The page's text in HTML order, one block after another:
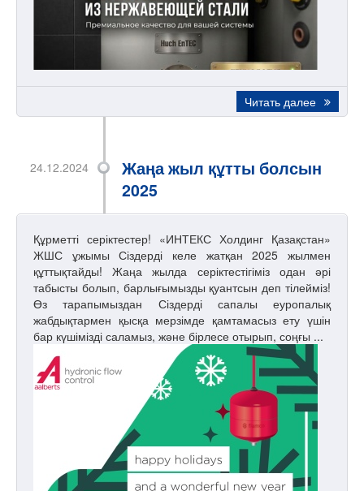
Читать далее
Жаңа жыл құтты болсын
2025
24.12.2024
Құрметті серіктестер! «ИНТЕКС Холдинг Қазақстан»
ЖШС ұжымы Сіздерді келе жатқан 2025 жылмен
құттықтайды! Жаңа жылда серіктестігіміз одан әрі
табысты болып, барлығымызды қуантсын деп тілейміз!
Өз тарапымыздан Сіздерді сапалы еуропалық
жабдықтармен қысқа мерзімде қамтамасыз ету үшін
бар күшімізді саламыз, және бірлесе отырып, соңғы ...